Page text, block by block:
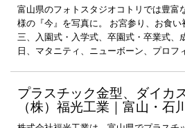
富山県のフォトスタジオコトリでは豊富
様の『今』を写真に。 お宮参り、お食
三、入園式・入学式、卒園式・卒業式、
日、マタニティ、ニューボーン、プロフ
プラスチック金型、ダイカ
（株）福光工業｜富山・石